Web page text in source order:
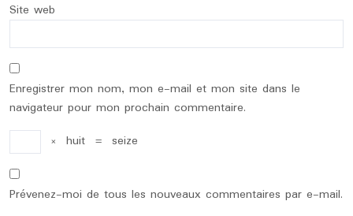
Site web
Enregistrer mon nom, mon e-mail et mon site dans le
navigateur pour mon prochain commentaire.
× huit = seize
Prévenez-moi de tous les nouveaux commentaires par e-mail.